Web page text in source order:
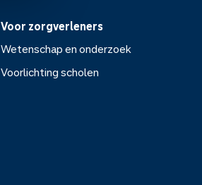
Voor zorgverleners
Wetenschap en onderzoek
Voorlichting scholen